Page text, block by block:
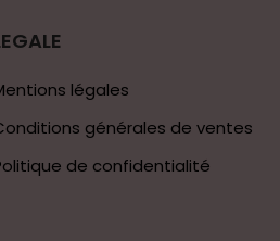
légales
générales de ventes
de confidentialité